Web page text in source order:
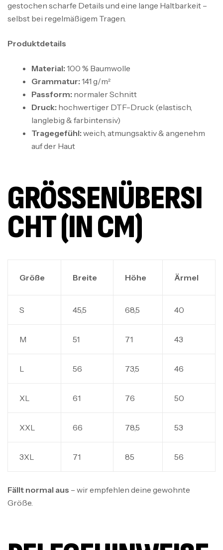
gestochen scharfe Details und eine lange Haltbarkeit –
selbst bei regelmäßigem Tragen.
Produktdetails
Material: 100 % Baumwolle
Grammatur: 141 g/m²
Passform: normaler Schnitt
Druck: hochwertiger DTF-Druck (elastisch,
langlebig & farbintensiv)
Tragegefühl: weich, atmungsaktiv & angenehm
auf der Haut
GRÖSSENÜBERSIC
HT (IN CM)
Größe Breite Höhe Ärmel
S 45,5 68,5 40
M 51 71 43
L 56 73,5 46
XL 61 76 50
XXL 66 78,5 53
3XL 71 85 56
Fällt normal aus – wir empfehlen deine gewohnte
Größe.